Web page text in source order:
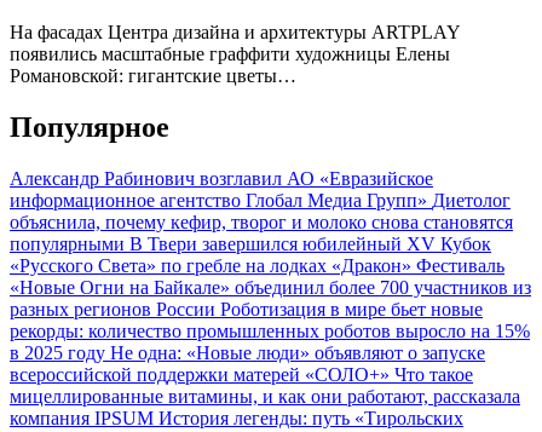
На фасадах Центра дизайна и архитектуры ARTPLAY
появились масштабные граффити художницы Елены
Романовской: гигантские цветы…
Популярное
Александр Рабинович возглавил АО «Евразийское
информационное агентство Глобал Медиа Групп» Диетолог
объяснила, почему кефир, творог и молоко снова становятся
популярными В Твери завершился юбилейный XV Кубок
«Русского Света» по гребле на лодках «Дракон» Фестиваль
«Новые Огни на Байкале» объединил более 700 участников из
разных регионов России Роботизация в мире бьет новые
рекорды: количество промышленных роботов выросло на 15%
в 2025 году Не одна: «Новые люди» объявляют о запуске
всероссийской поддержки матерей «СОЛО+» Что такое
мицеллированные витамины, и как они работают, рассказала
компания IPSUM История легенды: путь «Тирольских